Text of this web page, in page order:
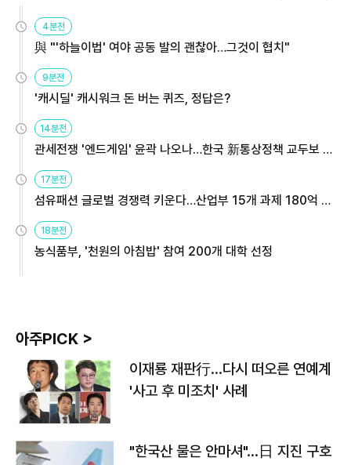
4분전
與 "'하늘이법' 여야 공동 발의 괜찮아…그것이 협치"
9분전
'캐시딜' 캐시워크 돈 버는 퀴즈, 정답은?
14분전
관세전쟁 '엔드게임' 윤곽 나오나…한국 新통상정책 교두보 활
용해야
17분전
섬유패션 글로벌 경쟁력 키운다…산업부 15개 과제 180억 지
원
18분전
농식품부, '천원의 아침밥' 참여 200개 대학 선정
아주PICK >
이재룡 재판行…다시 떠오른 연예계
'사고 후 미조치' 사례
"한국산 물은 안마셔"…日 지진 구호